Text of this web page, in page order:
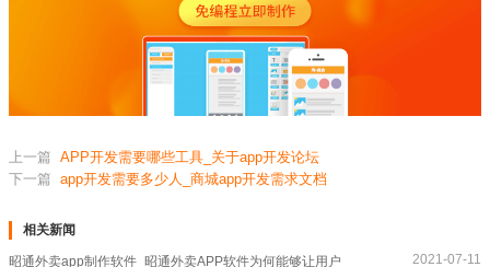
上一篇 APP开发需要哪些工具_关于app开发论坛
下一篇 app开发需要多少人_商城app开发需求文档
相关新闻
昭通外卖app制作软件_昭通外卖APP软件为何能够让用户 2021-07-11